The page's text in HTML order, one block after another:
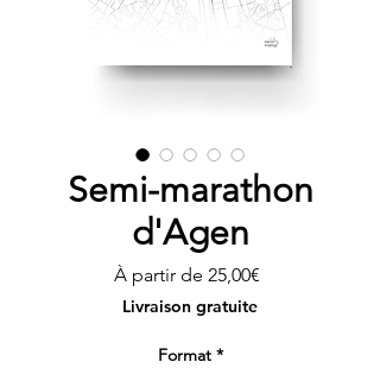
Semi-marathon
d'Agen
À partir de 25,00€
Livraison gratuite
Format *